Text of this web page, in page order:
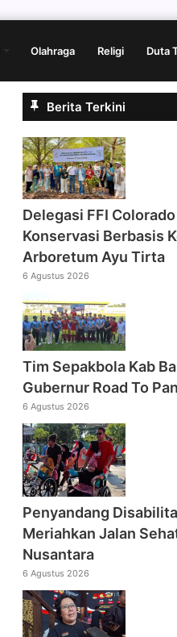
Olahraga Religi Duta
Berita Terkini
Delegasi FFI
Konservasi Berbasis
Arboretum Ayu Tirta
6 Agustus 2026
Tim Sepakbola Kab
Gubernur Road To
6 Agustus 2026
Penyandang
Meriahkan Jalan
Nusantara
6 Agustus 2026